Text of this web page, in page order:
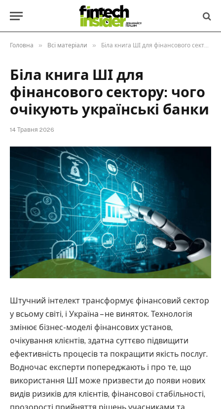
Головна » Всі матеріали » Біла книга ШІ для фінансового сектору: чого очікують українські банки
Біла книга ШІ для
фінансового сектору: чого
очікують українські банки
14 Травня 2026
Штучний інтелект трансформує фінансовий сектор
у всьому світі, і Україна – не виняток. Технологія
змінює бізнес-моделі фінансових установ,
очікування клієнтів, здатна суттєво підвищити
ефективність процесів та покращити якість послуг.
Водночас експерти попереджають і про те, що
використання ШІ може призвести до появи нових
видів ризиків для клієнтів, фінансової стабільності,
прозорості прийняття рішень учасниками та